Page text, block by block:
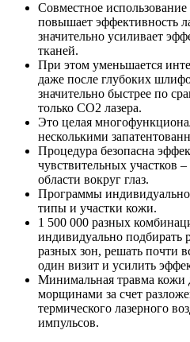
Совместное
повышает эффективность
значительно усиливает
тканей.
При этом уменьшается
даже после глубоких
значительно быстрее по
только СО2 лазера.
Это целая
несколькими
Процедура безопасна
чувствительных участков
области вокруг глаз.
Программы
типы и участки кожи.
1 500 000 разных
индивидуально подбирать
разных зон, решать почти
один визит и усилить
Минимальная травма кожи
морщинами за счет
термического лазерного
импульсов.